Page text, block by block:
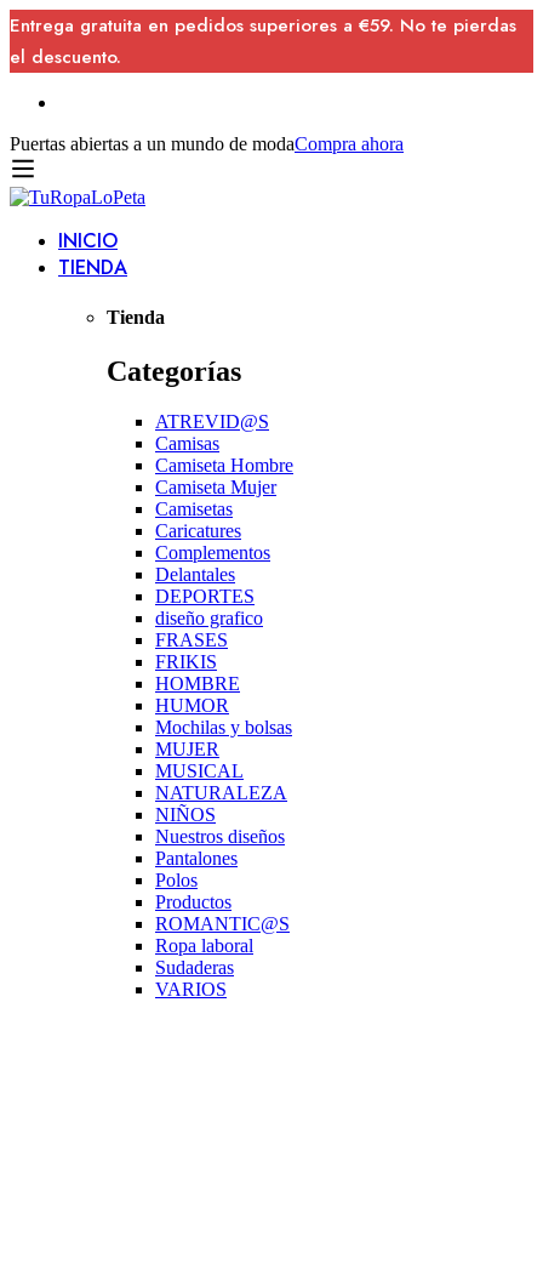
Entrega gratuita en pedidos superiores a €59. No te pierdas
el descuento.
Puertas abiertas a un mundo de modaCompra ahora
INICIO
TIENDA
Tienda
Categorías
ATREVID@S
Camisas
Camiseta Hombre
Camiseta Mujer
Camisetas
Caricatures
Complementos
Delantales
DEPORTES
diseño grafico
FRASES
FRIKIS
HOMBRE
HUMOR
Mochilas y bolsas
MUJER
MUSICAL
NATURALEZA
NIÑOS
Nuestros diseños
Pantalones
Polos
Productos
ROMANTIC@S
Ropa laboral
Sudaderas
VARIOS